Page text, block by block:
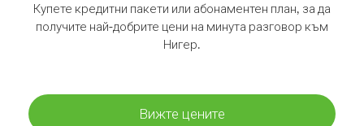
Купете кредитни пакети или абонаментен план, за да
получите най-добрите цени на минута разговор към
Нигер.
Вижте цените